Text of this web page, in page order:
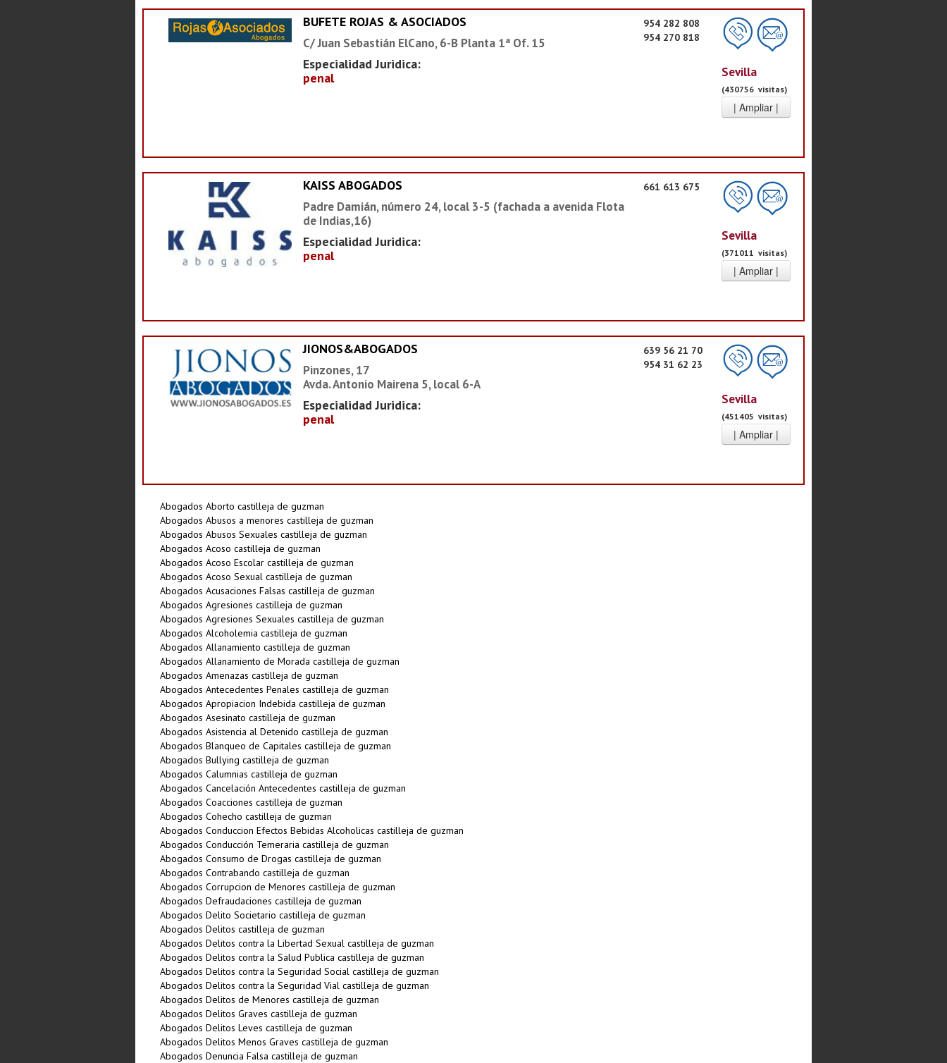
BUFETE ROJAS & ASOCIADOS
C/ Juan Sebastián ElCano, 6-B Planta 1ª Of. 15
Especialidad Juridica:
penal
954 282 808
954 270 818
Sevilla
(430756 visitas)
KAISS ABOGADOS
Padre Damián, número 24, local 3-5 (fachada a avenida Flota
de Indias,16)
Especialidad Juridica:
penal
661 613 675
Sevilla
(371011 visitas)
JIONOS&ABOGADOS
Pinzones, 17
Avda. Antonio Mairena 5, local 6-A
Especialidad Juridica:
penal
639 56 21 70
954 31 62 23
Sevilla
(451405 visitas)
Abogados Aborto castilleja de guzman
Abogados Abusos a menores castilleja de guzman
Abogados Abusos Sexuales castilleja de guzman
Abogados Acoso castilleja de guzman
Abogados Acoso Escolar castilleja de guzman
Abogados Acoso Sexual castilleja de guzman
Abogados Acusaciones Falsas castilleja de guzman
Abogados Agresiones castilleja de guzman
Abogados Agresiones Sexuales castilleja de guzman
Abogados Alcoholemia castilleja de guzman
Abogados Allanamiento castilleja de guzman
Abogados Allanamiento de Morada castilleja de guzman
Abogados Amenazas castilleja de guzman
Abogados Antecedentes Penales castilleja de guzman
Abogados Apropiacion Indebida castilleja de guzman
Abogados Asesinato castilleja de guzman
Abogados Asistencia al Detenido castilleja de guzman
Abogados Blanqueo de Capitales castilleja de guzman
Abogados Bullying castilleja de guzman
Abogados Calumnias castilleja de guzman
Abogados Cancelación Antecedentes castilleja de guzman
Abogados Coacciones castilleja de guzman
Abogados Cohecho castilleja de guzman
Abogados Conduccion Efectos Bebidas Alcoholicas castilleja de guzman
Abogados Conducción Temeraria castilleja de guzman
Abogados Consumo de Drogas castilleja de guzman
Abogados Contrabando castilleja de guzman
Abogados Corrupcion de Menores castilleja de guzman
Abogados Defraudaciones castilleja de guzman
Abogados Delito Societario castilleja de guzman
Abogados Delitos castilleja de guzman
Abogados Delitos contra la Libertad Sexual castilleja de guzman
Abogados Delitos contra la Salud Publica castilleja de guzman
Abogados Delitos contra la Seguridad Social castilleja de guzman
Abogados Delitos contra la Seguridad Vial castilleja de guzman
Abogados Delitos de Menores castilleja de guzman
Abogados Delitos Graves castilleja de guzman
Abogados Delitos Leves castilleja de guzman
Abogados Delitos Menos Graves castilleja de guzman
Abogados Denuncia Falsa castilleja de guzman